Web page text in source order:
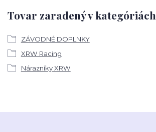
Tovar zaradený v kategóriách
ZÁVODNÉ DOPLNKY
XRW Racing
Nárazníky XRW